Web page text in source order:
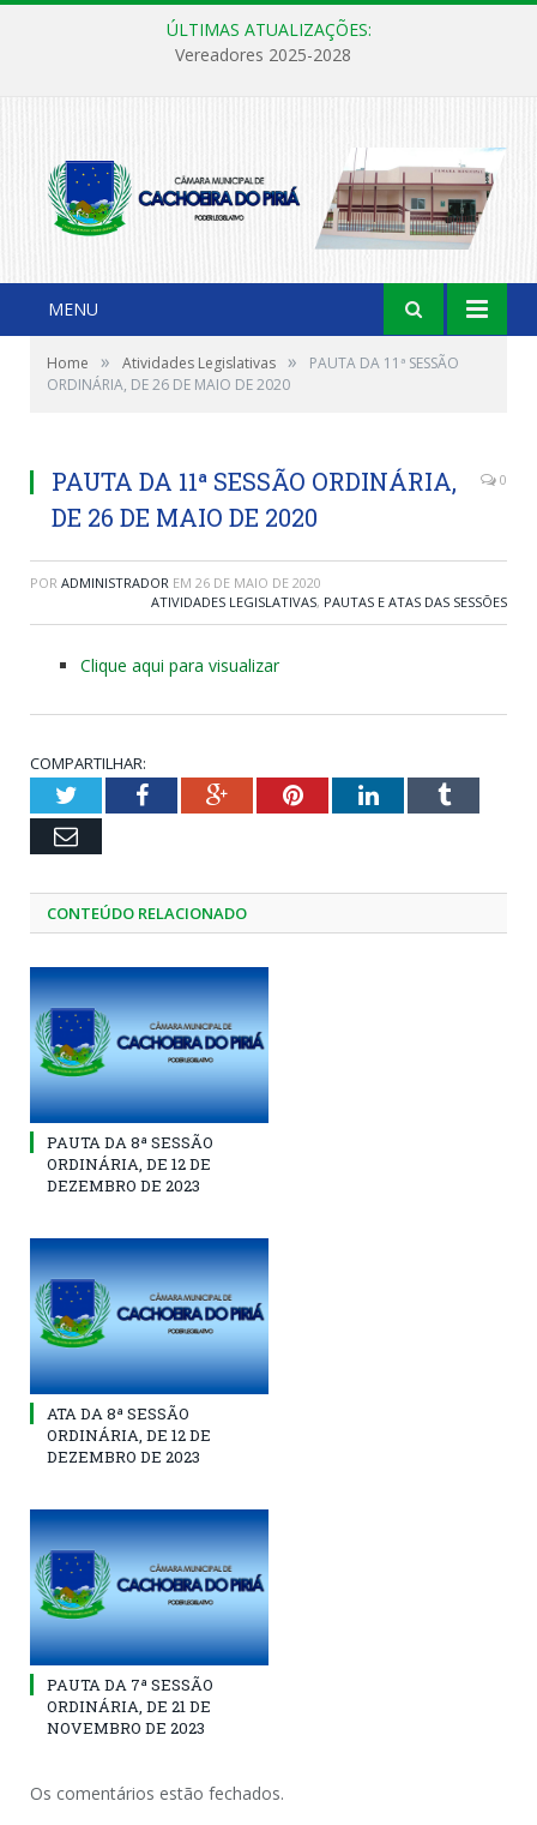
ÚLTIMAS ATUALIZAÇÕES:
Vereadores 2025-2028
MENU
Home » Atividades Legislativas »
PAUTA DA 11ª SESSÃO
ORDINÁRIA, DE 26 DE MAIO DE 2020
PAUTA DA 11ª SESSÃO ORDINÁRIA,
DE 26 DE MAIO DE 2020
0
POR ADMINISTRADOR EM 26 DE MAIO DE 2020
ATIVIDADES LEGISLATIVAS, PAUTAS E ATAS DAS SESSÕES
Clique aqui para visualizar
COMPARTILHAR:
TwitterFacebookGoogle+PinterestLinkedInTumblr
Email
CONTEÚDO RELACIONADO
PAUTA DA 8ª SESSÃO
ORDINÁRIA, DE 12 DE
DEZEMBRO DE 2023
ATA DA 8ª SESSÃO
ORDINÁRIA, DE 12 DE
DEZEMBRO DE 2023
PAUTA DA 7ª SESSÃO
ORDINÁRIA, DE 21 DE
NOVEMBRO DE 2023
Os comentários estão fechados.